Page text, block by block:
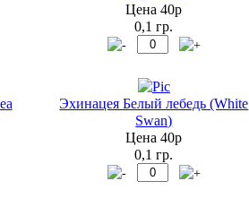
Цена 40р
0,1 гр.
Эхинацея Белый лебедь (White
Swan)
Цена 40р
0,1 гр.